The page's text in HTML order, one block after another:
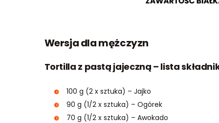
Wersja dla mężczyzn
Tortilla z pastą jajeczną – lista
100 g (2 x sztuka) – Jajko
90 g (1/2 x sztuka) – Ogórek
70 g (1/2 x sztuka) – Awokado